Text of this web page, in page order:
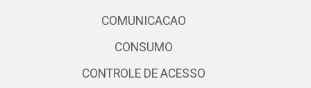
COMUNICACAO
CONSUMO
CONTROLE DE ACESSO